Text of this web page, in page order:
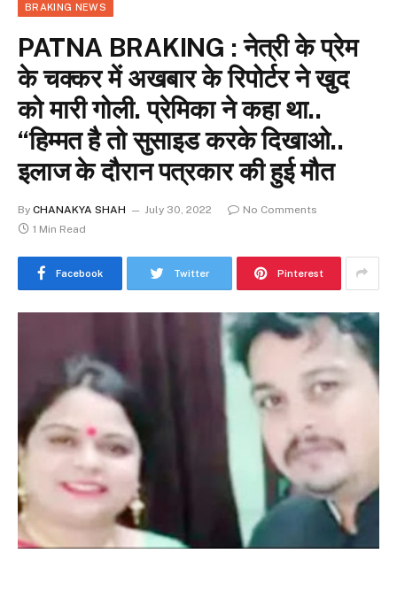
BRAKING NEWS
PATNA BRAKING : नेत्री के प्रेम
के चक्कर में अखबार के रिपोर्टर ने खुद
को मारी गोली. प्रेमिका ने कहा था..
“हिम्मत है तो सुसाइड करके दिखाओ..
इलाज के दौरान पत्रकार की हुई मौत
By CHANAKYA SHAH July 30, 2022
No Comments
1 Min Read
Facebook Twitter Pinterest